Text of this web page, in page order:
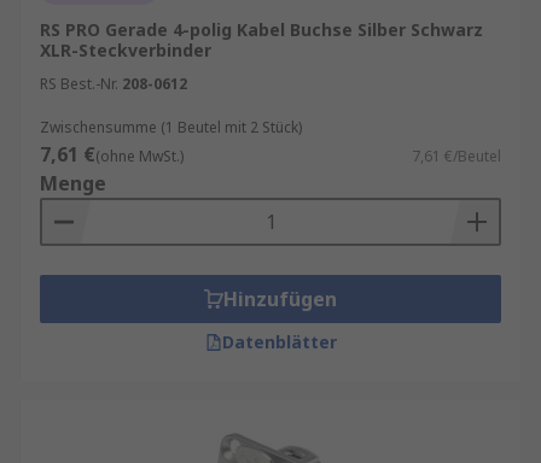
RS PRO Gerade 4-polig Kabel Buchse Silber Schwarz
XLR-Steckverbinder
RS Best.-Nr. 208-0612
Zwischensumme (1 Beutel mit 2 Stück)
7,61 €(ohne MwSt.) 7,61 €/Beutel
Menge
Hinzufügen
Datenblätter